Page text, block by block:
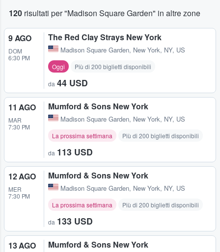
120 risultati per "Madison Square Garden" in altre zone
9 AGO
DOM
6:30 PM
The Red Clay Strays New York
Madison Square Garden, New York, NY, US
Oggi Più di 200 biglietti disponibili
da 44 USD
11 AGO
MAR
7:30 PM
Mumford & Sons New York
Madison Square Garden, New York, NY, US
La prossima settimana Più di 200 biglietti disponibili
da 113 USD
12 AGO
MER
7:30 PM
Mumford & Sons New York
Madison Square Garden, New York, NY, US
La prossima settimana Più di 200 biglietti disponibili
da 133 USD
13 AGO Mumford & Sons New York